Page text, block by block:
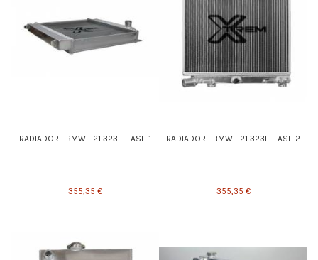
RADIADOR - BMW E21 323I - FASE 1
355,35 €
RADIADOR - BMW E21 323I - FASE 2
355,35 €